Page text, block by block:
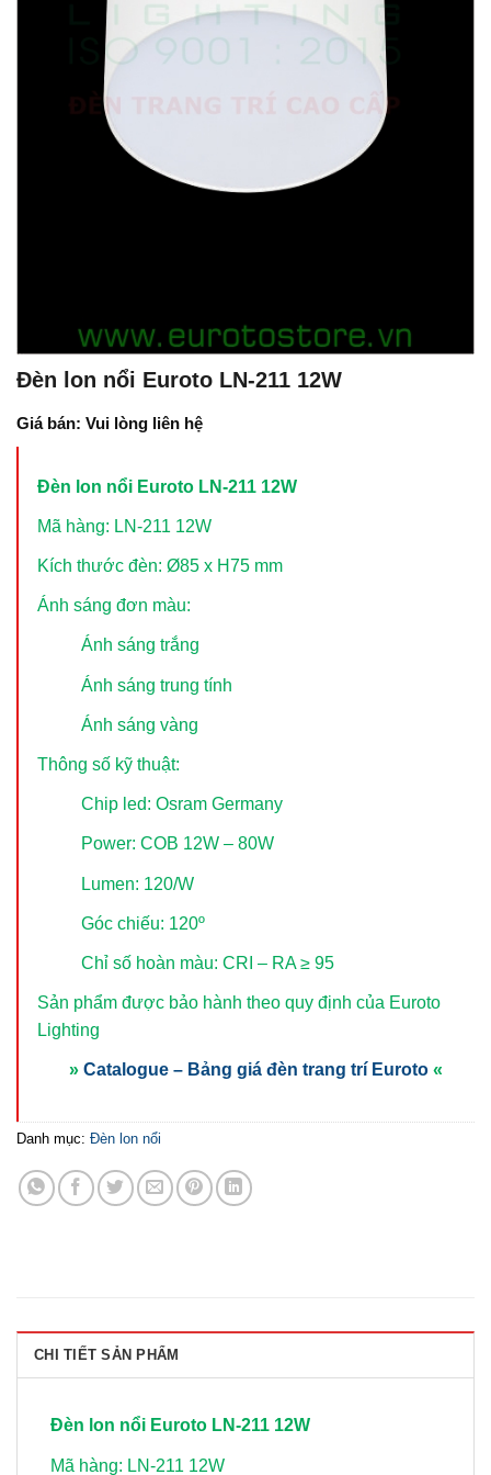
Đèn lon nổi Euroto LN-211 12W
Giá bán: Vui lòng liên hệ
Đèn lon nổi Euroto LN-211 12W
Mã hàng: LN-211 12W
Kích thước đèn: Ø85 x H75 mm
Ánh sáng đơn màu:
Ánh sáng trắng
Ánh sáng trung tính
Ánh sáng vàng
Thông số kỹ thuật:
Chip led: Osram Germany
Power: COB 12W – 80W
Lumen: 120/W
Góc chiếu: 120º
Chỉ số hoàn màu: CRI – RA ≥ 95
Sản phẩm được bảo hành theo quy định của Euroto
Lighting
» Catalogue – Bảng giá đèn trang trí Euroto «
Danh mục: Đèn lon nổi
CHI TIẾT SẢN PHẨM
Đèn lon nổi Euroto LN-211 12W
Mã hàng: LN-211 12W